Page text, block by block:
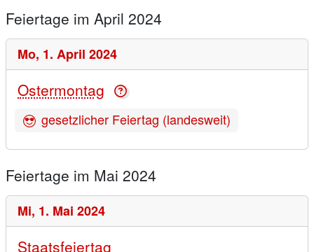
Feiertage im April 2024
Mo, 1. April 2024
Ostermontag
gesetzlicher Feiertag (landesweit)
Feiertage im Mai 2024
Mi, 1. Mai 2024
Staatsfeiertag